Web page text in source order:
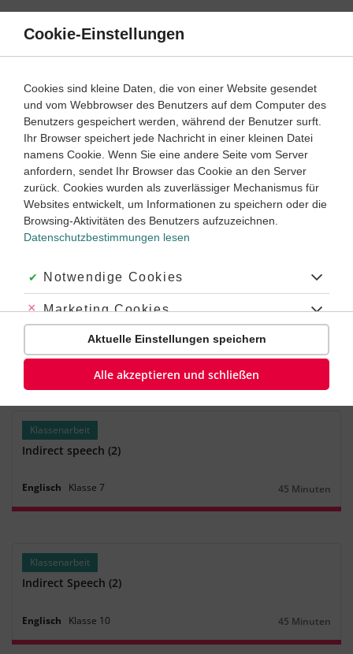
Direkt
Inhalt
Klassenarbeiten und Abiturprüfungen
Klassenarbeit
Indirect speech (1)
Englisch Klasse7
Klassenarbeit
Englisch Klasse10
Dauer:
45 Minuten
Klassenarbeit
Indirect speech (2)
Englisch Klasse 7
Dauer:
45 Minuten
Klassenarbeit
Indirect Speech (2)
Englisch Klasse 10
Dauer:
45 Minuten
Cookie-Einstellungen
Cookies sind kleine Daten, die von einer Website gesendet
und vom Webbrowser des Benutzers auf dem Computer des
Benutzers gespeichert werden, während der Benutzer surft.
Ihr Browser speichert jede Nachricht in einer kleinen Datei
namens Cookie. Wenn Sie eine andere Seite vom Server
anfordern, sendet Ihr Browser das Cookie an den Server
zurück. Cookies wurden als zuverlässiger Mechanismus für
Websites entwickelt, um Informationen zu speichern oder die
Browsing-Aktivitäten des Benutzers aufzuzeichnen.
Datenschutzbestimmungen lesen
Akzeptiert:
Notwendige Cookies
Abgelehnt:
Marketing Cookies
Abgelehnt:
Personalisierungs-Cookies
Aktuelle Einstellungen speichern
Alle akzeptieren und schließen